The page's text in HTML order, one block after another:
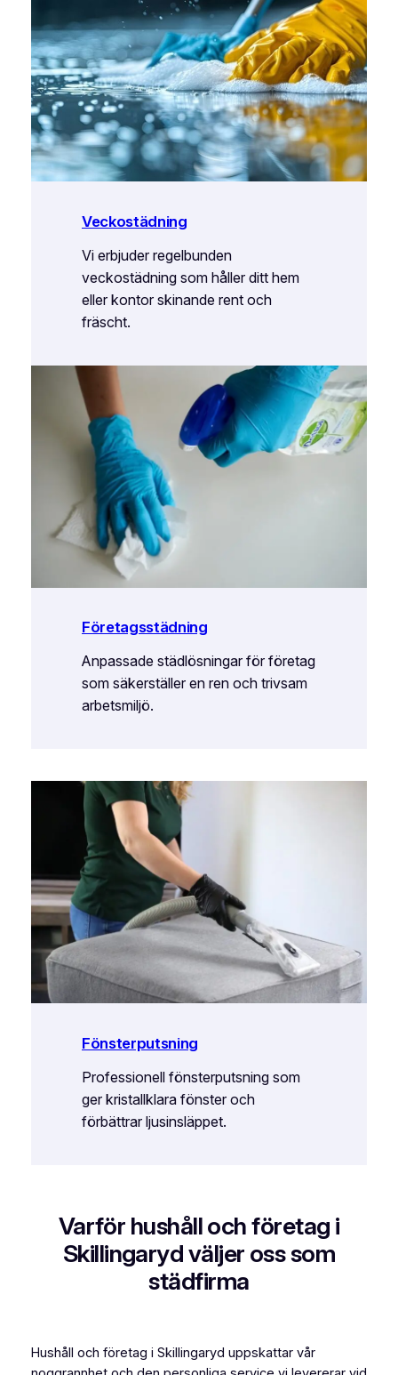
Veckostädning
Vi erbjuder regelbunden
veckostädning som håller ditt hem
eller kontor skinande rent och
fräscht.
Företagsstädning
Anpassade städlösningar för företag
som säkerställer en ren och trivsam
arbetsmiljö.
Fönsterputsning
Professionell fönsterputsning som
ger kristallklara fönster och
förbättrar ljusinsläppet.
Varför hushåll och företag i
Skillingaryd väljer oss som
städfirma
Hushåll och företag i Skillingaryd uppskattar vår